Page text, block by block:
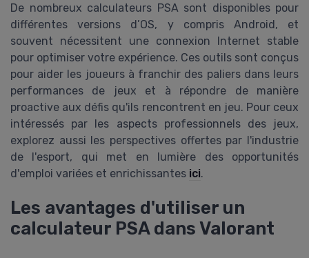
De nombreux calculateurs PSA sont disponibles pour
différentes versions d’OS, y compris Android, et
souvent nécessitent une connexion Internet stable
pour optimiser votre expérience. Ces outils sont conçus
pour aider les joueurs à franchir des paliers dans leurs
performances de jeux et à répondre de manière
proactive aux défis qu'ils rencontrent en jeu. Pour ceux
intéressés par les aspects professionnels des jeux,
explorez aussi les perspectives offertes par l'industrie
de l'esport, qui met en lumière des opportunités
d'emploi variées et enrichissantes ici.
Les avantages d'utiliser un
calculateur PSA dans Valorant